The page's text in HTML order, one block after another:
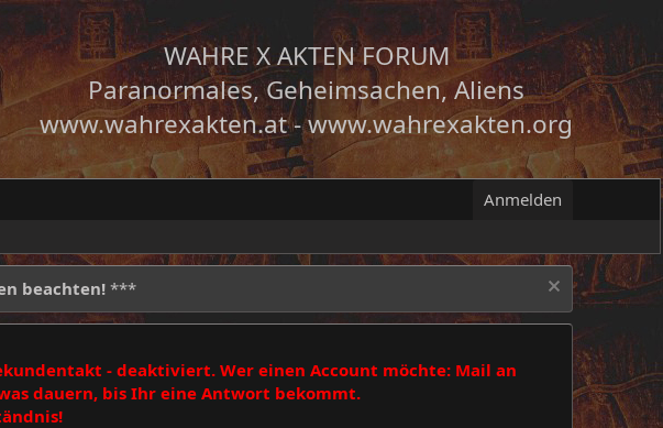
WAHRE X AKTEN FORUM
Paranormales, Geheimsachen, Aliens
www.wahrexakten.at-www.wahrexakten.org
Anmelden
beachten! ***
- deaktiviert. Wer einen Account möchte: Mail an
dauern, bis Ihr eine Antwort bekommt.